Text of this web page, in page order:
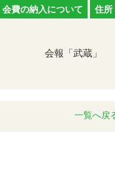
会費の納入について 住所
会報「武蔵」
一覧へ戻